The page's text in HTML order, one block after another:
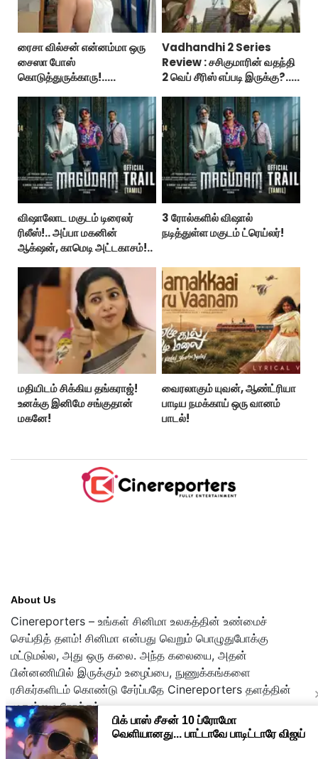
ரைசா வில்சன் என்னம்மா ஒரு
சைஸா போஸ்
கொடுத்துருக்காரு!..
Vadhandhi 2 Series
Review : சசிகுமாரின் வதந்தி
2 வெப் சீரிஸ் எப்படி இருக்கு?...
விஷாலோட மகுடம் டிரைலர்
ரிலீஸ்!.. அப்பா மகனின்
ஆக்‌ஷன், காமெடி அட்டகாசம்!..
3 ரோல்களில் விஷால்
நடித்துள்ள மகுடம் ட்ரெய்லர்!
மதியிடம் சிக்கிய தங்கராஜ்!
உனக்கு இனிமே சங்குதான்
மகனே!
வைரலாகும் யுவன், ஆண்ட்ரியா
பாடிய நமக்காய் ஒரு வானம்
பாடல்!
About Us
Cinereporters – உங்கள் சினிமா உலகத்தின் உண்மைச்
செய்தித் தளம்! சினிமா என்பது வெறும் பொழுதுபோக்கு
மட்டுமல்ல, அது ஒரு கலை. அந்த கலையை, அதன்
பின்னணியில் இருக்கும் உழைப்பை, நுணுக்கங்களை
ரசிகர்களிடம் கொண்டு சேர்ப்பதே Cinereporters தளத்தின்
முதன்மை நோக்கம்.